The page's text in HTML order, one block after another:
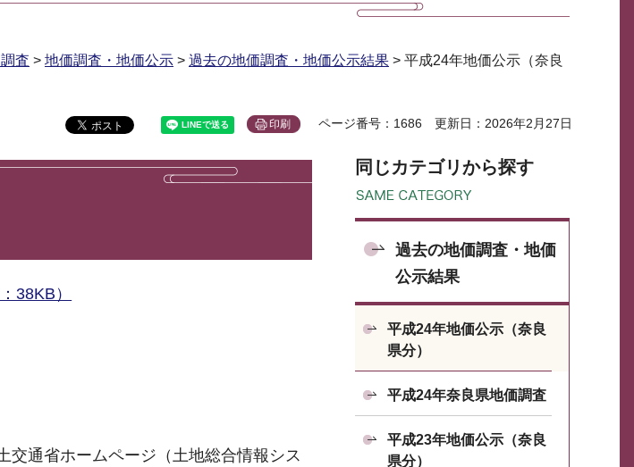
査 > 地価調査・地価公示 > 過去の地価調査・地価公示結果 > 平成24年地価公示（奈良
印刷 ページ番号：1686 更新日：2026年2月27日
38KB）
交通省ホームページ（土地総合情報シス
同じカテゴリから探す
過去の地価調査・地価
公示結果
平成24年地価公示（奈良
県分）
平成24年奈良県地価調査
平成23年地価公示（奈良
県分）